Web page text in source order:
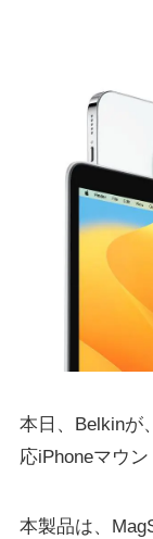
本日、Belkinが
応iPhoneマウン
本製品は、